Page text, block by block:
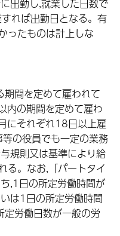
出勤し,就業した日数で
れば出勤日となる。有
ったものは計上しな
間を定めて雇われて
内の期間を定めて雇わ
にそれぞれ18日以上雇
の役員でも一定の業務
規則又は基準により給
る。なお,「パートタイ
,1日の所定労働時間が
は1日の所定労働時間
労働日数が一般の労